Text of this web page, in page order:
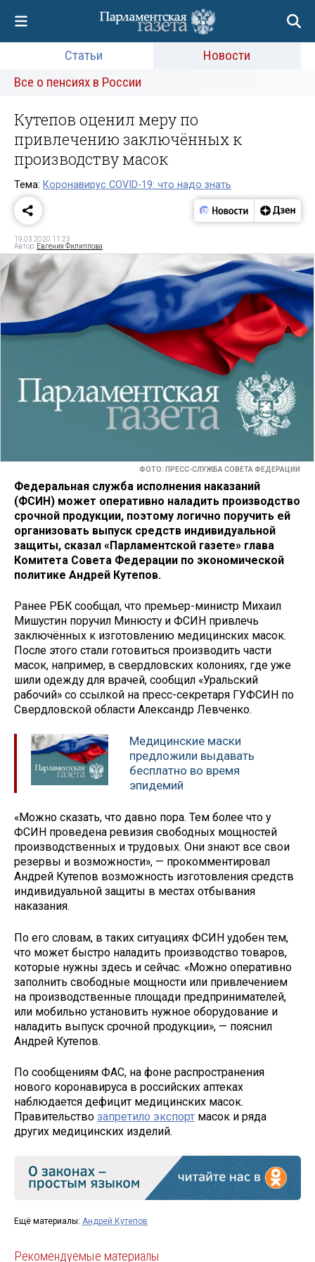
Статьи
Новости
Все о пенсиях в России
Кутепов оценил меру по
привлечению заключённых к
производству масок
Тема: Коронавирус COVID-19: что надо знать
19.03.2020 11:23
Автор: Евгения Филиппова
ФОТО: ПРЕСС-СЛУЖБА СОВЕТА ФЕДЕРАЦИИ
Федеральная служба исполнения наказаний
(ФСИН) может оперативно наладить производство
срочной продукции, поэтому логично поручить ей
организовать выпуск средств индивидуальной
защиты, сказал «Парламентской газете» глава
Комитета Совета Федерации по экономической
политике Андрей Кутепов.
Ранее РБК сообщал, что премьер-министр Михаил
Мишустин поручил Минюсту и ФСИН привлечь
заключённых к изготовлению медицинских масок.
После этого стали готовиться производить части
масок, например, в свердловских колониях, где уже
шили одежду для врачей, сообщил «Уральский
рабочий» со ссылкой на пресс-секретаря ГУФСИН по
Свердловской области Александр Левченко.
Медицинские маски
предложили выдавать
бесплатно во время
эпидемий
«Можно сказать, что давно пора. Тем более что у
ФСИН проведена ревизия свободных мощностей
производственных и трудовых. Они знают все свои
резервы и возможности», — прокомментировал
Андрей Кутепов возможность изготовления средств
индивидуальной защиты в местах отбывания
наказания.
По его словам, в таких ситуациях ФСИН удобен тем,
что может быстро наладить производство товаров,
которые нужны здесь и сейчас. «Можно оперативно
заполнить свободные мощности или привлечением
на производственные площади предпринимателей,
или мобильно установить нужное оборудование и
наладить выпуск срочной продукции», — пояснил
Андрей Кутепов.
По сообщениям ФАС, на фоне распространения
нового коронавируса в российских аптеках
наблюдается дефицит медицинских масок.
Правительство запретило экспорт масок и ряда
других медицинских изделий.
Ещё материалы: Андрей Кутепов
Рекомендуемые материалы